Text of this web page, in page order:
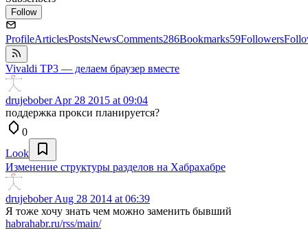
Follow
ProfileArticlesPostsNewsComments286Bookmarks59Followers
Vivaldi TP3 — делаем браузер вместе
drujeboberApr 28 2015 at 09:04
поддержка прокси планируется?
0
Look
Изменение структуры разделов на Хабрахабре
drujeboberAug 28 2014 at 06:39
Я тоже хочу знать чем можно заменить бывший
habrahabr.ru/rss/main/